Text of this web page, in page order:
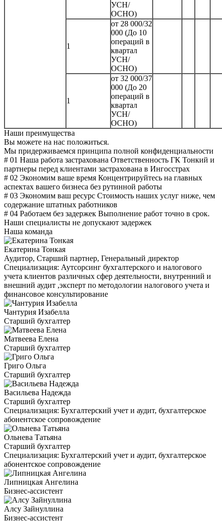
УСН/
ОСНО)
1
от 28 000/32
000 (До 10
операций в
квартал
УСН/
ОСНО)
1
от 32 000/37
000 (До 20
операций в
квартал
УСН/
ОСНО)
Наши преимущества
Вы можете на нас положиться.
Мы придерживаемся принципа полной конфиденциальности
# 01 Наша работа застрахована Ответственность ГК Тонкий и
партнеры перед клиентами застрахована в Ингосстрах
# 02 Экономим ваше время Концентрируйтесь на главных
аспектах вашего бизнеса без рутинной работы
# 03 Экономим ваш ресурс Стоимость наших услуг ниже, чем
содержание штатных работников
# 04 Работаем без задержек Выполнение работ точно в срок.
Наши специалисты не допускают задержек
Наша команда
Екатерина Тонкая
Аудитор, Старший партнер, Генеральный директор
Специализация: Аутсорсинг бухгалтерского и налогового
учета клиентов различных сфер деятельности, внутренний и
внешний аудит ,эксперт по методологии налогового учета и
финансовое консультирование
Чантурия Изабелла
Старший бухгалтер
Матвеева Елена
Старший бухгалтер
Григо Ольга
Старший бухгалтер
Васильева Надежда
Старший бухгалтер
Специализация: Бухгалтерский учет и аудит, бухгалтерское
абонентское сопровождение
Ольнева Татьяна
Старший бухгалтер
Специализация: Бухгалтерский учет и аудит, бухгалтерское
абонентское сопровождение
Липницкая Ангелина
Бизнес-ассистент
Алсу Зайнуллина
Бизнес-ассистент